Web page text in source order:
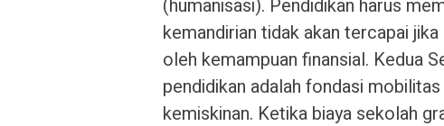
(humanisasi). Pendidikan harus
kemandirian tidak akan tercapai
oleh kemampuan finansial. Kedua
pendidikan adalah fondasi
kemiskinan. Ketika biaya sekolah